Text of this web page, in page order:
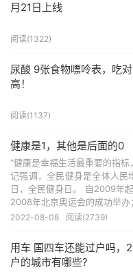
月21日上线
阅读(1322)
尿酸 9张食物嘌呤表，吃
高！
阅读(1137)
健康是1，其他是后面的0
“健康是幸福生活最重要的指
记强调，全民健身是全体人
日，全民健身日。 自2009年
2008年北京奥运会的成功举办
2022-08-08 阅读(2739)
用车 国四车还能过户吗，
户的城市有哪些?